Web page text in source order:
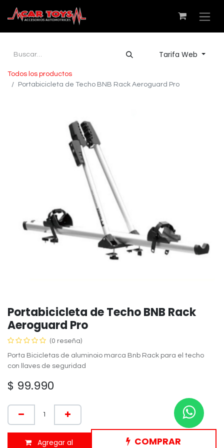
Tarifa Web
Todos los productos
Portabicicleta de Techo BNB Rack Aeroguard Pro
Portabicicleta de Techo BNB Rack
Aeroguard Pro
(0 reseña)
Porta Bicicletas de aluminoio marca Bnb Rack para el techo
con llaves de seguridad
$ 99.990
Agregar al
COMPRAR